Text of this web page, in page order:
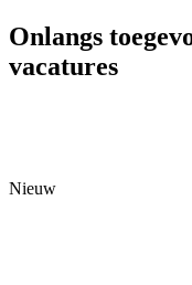
Onlangs
vacatures
Nieuw